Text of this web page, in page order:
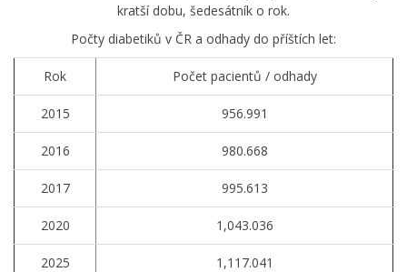
kratší dobu, šedesátník o rok.
Počty diabetiků v ČR a odhady do příštích let:
Rok Počet pacientů / odhady
2015 956.991
2016 980.668
2017 995.613
2020 1,043.036
2025 1,117.041